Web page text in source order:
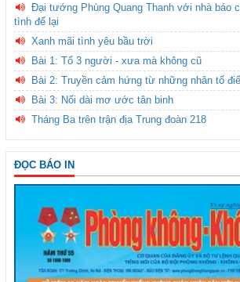
Đại tướng Phùng Quang Thanh với nhà báo
tình để lại
Xanh mãi tình yêu bầu trời
Bài 1: Tổ 3 người - xưa mà không cũ
Bài 2: Truyền cảm hứng từ những nhân tố
Bài 3: Nối dài mơ ước tân binh
Tháng Ba trên trận địa Trung đoàn 218
ĐỌC BÁO IN